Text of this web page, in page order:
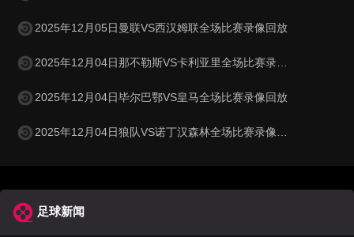
2025年12月05日曼联VS西汉姆联全场比赛录像回放
2025年12月04日那不勒斯VS卡利亚里全场比赛录像回放
2025年12月04日毕尔巴鄂VS皇马全场比赛录像回放
2025年12月04日狼队VS诺丁汉森林全场比赛录像回放
足球新闻